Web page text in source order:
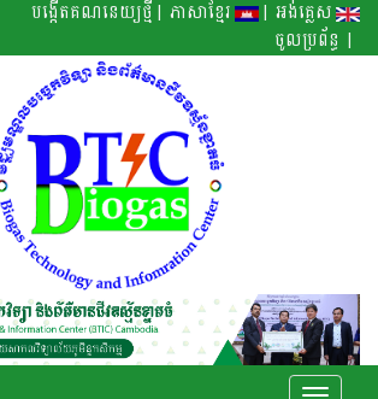
អង់គ្លេស
ភាសាខ្មែរ |
បង្កើតគណនេយ្យថ្មី |
ចូលប្រព័ន្ធ |